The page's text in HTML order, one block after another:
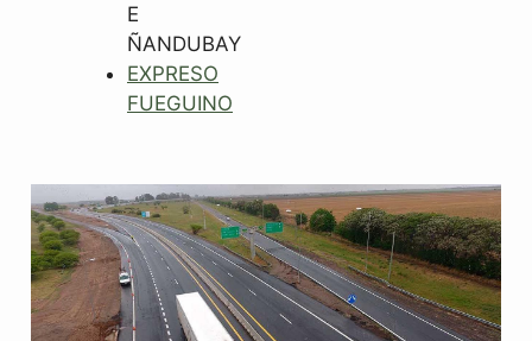
E
ÑANDUBAY
EXPRESO
FUEGUINO